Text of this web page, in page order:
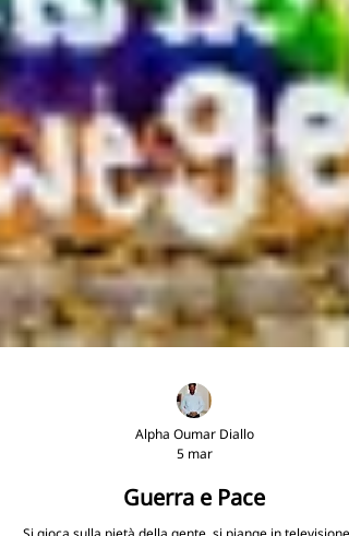
Alpha Oumar Diallo
5 mar